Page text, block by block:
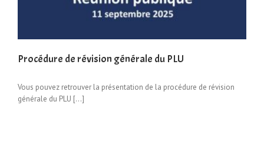
Procédure de révision générale du PLU
Vous pouvez retrouver la présentation de la procédure de révision
générale du PLU […]